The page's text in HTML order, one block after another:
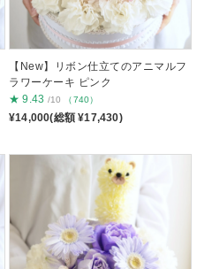
【New】リボン仕立てのアニマルフ
ラワーケーキ ピンク
★ 9.43 /10 （740）
¥14,000(総額 ¥17,430)